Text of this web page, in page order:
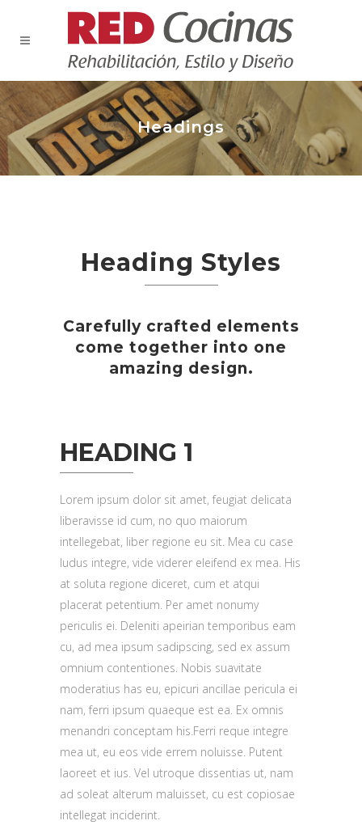
Headings
Heading Styles
Carefully crafted elements
come together into one
amazing design.
HEADING 1
Lorem ipsum dolor sit amet, feugiat delicata
liberavisse id cum, no quo maiorum
intellegebat, liber regione eu sit. Mea cu case
ludus integre, vide viderer eleifend ex mea. His
at soluta regione diceret, cum et atqui
placerat petentium. Per amet nonumy
periculis ei. Deleniti apeirian temporibus eam
cu, ad mea ipsum sadipscing, sed ex assum
omnium contentiones. Nobis suavitate
moderatius has eu, epicuri ancillae pericula ei
nam, ferri ipsum quaeque est ea. Ex omnis
menandri conceptam his.Ferri reque integre
mea ut, eu eos vide errem noluisse. Putent
laoreet et ius. Vel utroque dissentias ut, nam
ad soleat alterum maluisset, cu est copiosae
intellegat inciderint.